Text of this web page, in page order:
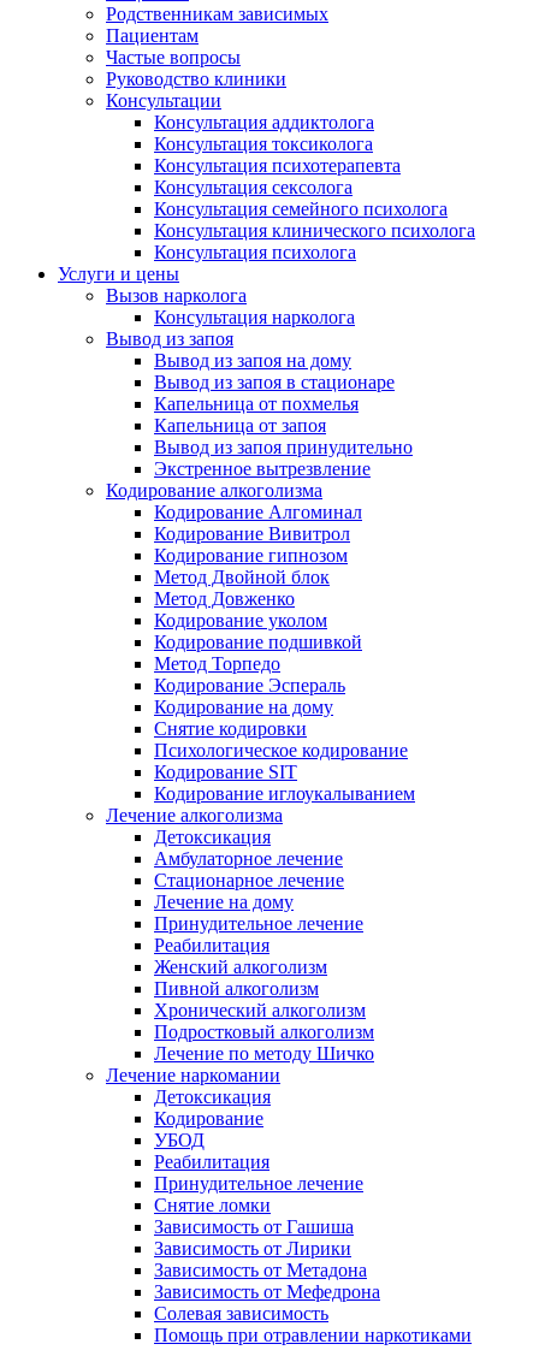
Родственникам зависимых
Пациентам
Частые вопросы
Руководство клиники
Консультации
Консультация аддиктолога
Консультация токсиколога
Консультация психотерапевта
Консультация сексолога
Консультация семейного психолога
Консультация клинического психолога
Консультация психолога
Услуги и цены
Вызов нарколога
Консультация нарколога
Вывод из запоя
Вывод из запоя на дому
Вывод из запоя в стационаре
Капельница от похмелья
Капельница от запоя
Вывод из запоя принудительно
Экстренное вытрезвление
Кодирование алкоголизма
Кодирование Алгоминал
Кодирование Вивитрол
Кодирование гипнозом
Метод Двойной блок
Метод Довженко
Кодирование уколом
Кодирование подшивкой
Метод Торпедо
Кодирование Эспераль
Кодирование на дому
Снятие кодировки
Психологическое кодирование
Кодирование SIT
Кодирование иглоукалыванием
Лечение алкоголизма
Детоксикация
Амбулаторное лечение
Стационарное лечение
Лечение на дому
Принудительное лечение
Реабилитация
Женский алкоголизм
Пивной алкоголизм
Хронический алкоголизм
Подростковый алкоголизм
Лечение по методу Шичко
Лечение наркомании
Детоксикация
Кодирование
УБОД
Реабилитация
Принудительное лечение
Снятие ломки
Зависимость от Гашиша
Зависимость от Лирики
Зависимость от Метадона
Зависимость от Мефедрона
Солевая зависимость
Помощь при отравлении наркотиками